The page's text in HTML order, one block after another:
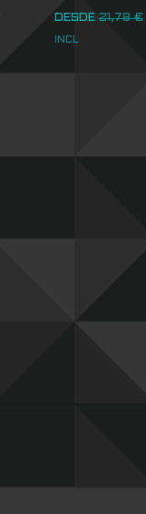
DESDE 21,78€
INCL